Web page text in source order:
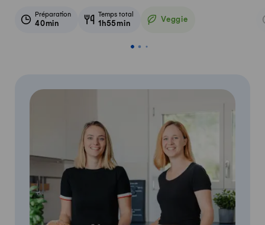
Préparation
40min
Temps total
1h55min Veggie
Veggie